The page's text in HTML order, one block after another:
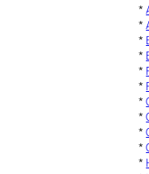
*
*
*
*
*
*
*
*
*
*
*